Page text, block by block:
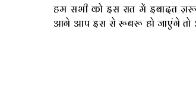
हम सभी को इस रात में इबादत
आगे आप इस से रूबरू हो जाएंगे तो